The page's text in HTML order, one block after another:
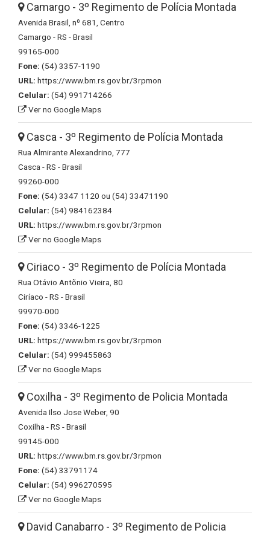
Camargo - 3º Regimento de Polícia Montada
Avenida Brasil, nº 681, Centro
Camargo - RS - Brasil
99165-000
Fone: (54) 3357-1190
URL: https://www.bm.rs.gov.br/3rpmon
Celular: (54) 991714266
Ver no Google Maps
Casca - 3º Regimento de Polícia Montada
Rua Almirante Alexandrino, 777
Casca - RS - Brasil
99260-000
Fone: (54) 3347 1120 ou (54) 33471190
Celular: (54) 984162384
URL: https://www.bm.rs.gov.br/3rpmon
Ver no Google Maps
Ciriaco - 3º Regimento de Polícia Montada
Rua Otávio Antõnio Vieira, 80
Ciríaco - RS - Brasil
99970-000
Fone: (54) 3346-1225
URL: https://www.bm.rs.gov.br/3rpmon
Celular: (54) 999455863
Ver no Google Maps
Coxilha - 3º Regimento de Policia Montada
Avenida Ilso Jose Weber, 90
Coxilha - RS - Brasil
99145-000
URL: https://www.bm.rs.gov.br/3rpmon
Fone: (54) 33791174
Celular: (54) 996270595
Ver no Google Maps
David Canabarro - 3º Regimento de Policia